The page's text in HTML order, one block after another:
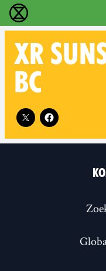
Extinction
XR
BC
Follow XR Sunshine